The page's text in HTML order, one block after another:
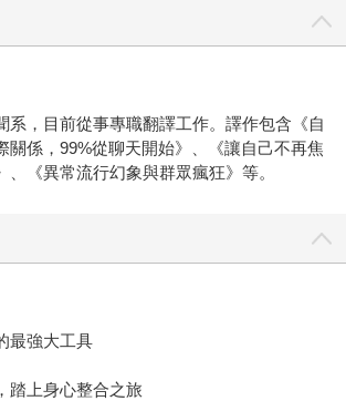
系，目前從事專職翻譯工作。譯作包含《自
關係，99%從聊天開始》、《讓自己不再焦
、《異常流行幻象與群眾瘋狂》等。
最強大工具
踏上身心整合之旅